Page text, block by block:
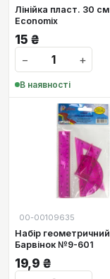
Лінійка пласт. 30 см
Economix
15 ₴
−
+
В наявності
00-00109635
Набір геометричний
Барвінок №9-601
19,9 ₴